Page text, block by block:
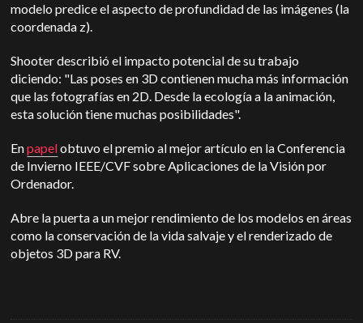
modelo predice el aspecto de profundidad de las imágenes (la
coordenada z).
Shooter describió el impacto potencial de su trabajo
diciendo: "Las poses en 3D contienen mucha más información
que las fotografías en 2D. Desde la ecología a la animación,
esta solución tiene muchas posibilidades".
Enpapelobtuvo el premio al mejor artículo en la Conferencia
de Invierno IEEE/CVF sobre Aplicaciones de la Visión por
Ordenador.
Abre la puerta a un mejor rendimiento de los modelos en áreas
como la conservación de la vida salvaje y el renderizado de
objetos 3D para RV.